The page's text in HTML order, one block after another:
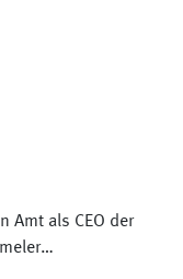
Amt als CEO der